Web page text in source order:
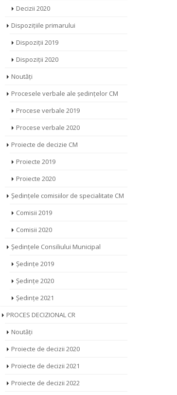
Decizii 2020
Dispozițiile primarului
Dispoziții 2019
Dispoziții 2020
Noutăți
Procesele verbale ale ședințelor CM
Procese verbale 2019
Procese verbale 2020
Proiecte de decizie CM
Proiecte 2019
Proiecte 2020
Ședințele comisiilor de specialitate CM
Comisii 2019
Comisii 2020
Ședințele Consiliului Municipal
Ședințe 2019
Ședințe 2020
Ședințe 2021
PROCES DECIZIONAL CR
Noutăți
Proiecte de decizii 2020
Proiecte de decizii 2021
Proiecte de decizii 2022